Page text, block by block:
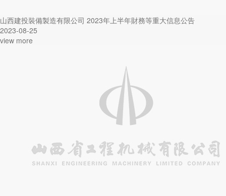
山西建投裝備製造有限公司 2023年上半年財務等重大信息公告
2023-08-25
view more